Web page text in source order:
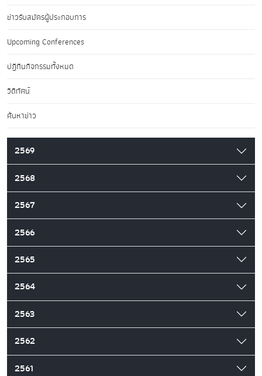
ข่าวรับสมัครผู้ประกอบการ
Upcoming Conferences
ปฏิทินกิจกรรมทั้งหมด
วิดีทัศน์
ค้นหาข่าว
2569
2568
2567
2566
2565
2564
2563
2562
2561